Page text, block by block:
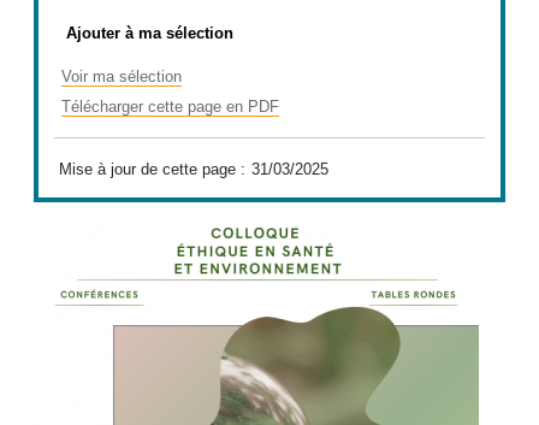
Ajouter à ma sélection
Voir ma sélection
Télécharger cette page en PDF
Mise à jour de cette page : 31/03/2025